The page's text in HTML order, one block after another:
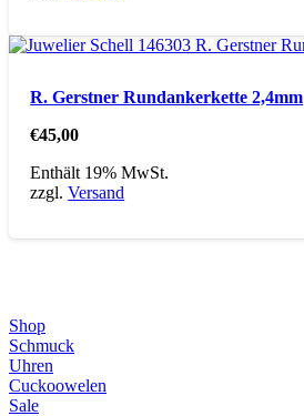
R. Gerstner Rundankerkette 2,4mm
€45,00
Enthält 19% MwSt.
zzgl.Versand
Shop
Schmuck
Uhren
Cuckoowelen
Sale